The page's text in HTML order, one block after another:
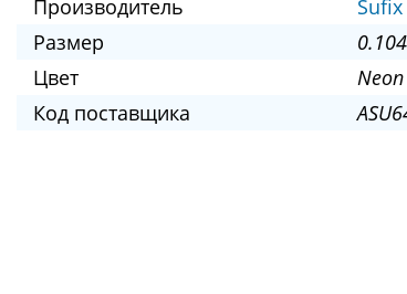
Производитель
Sufix
Размер
Цвет
Код поставщика